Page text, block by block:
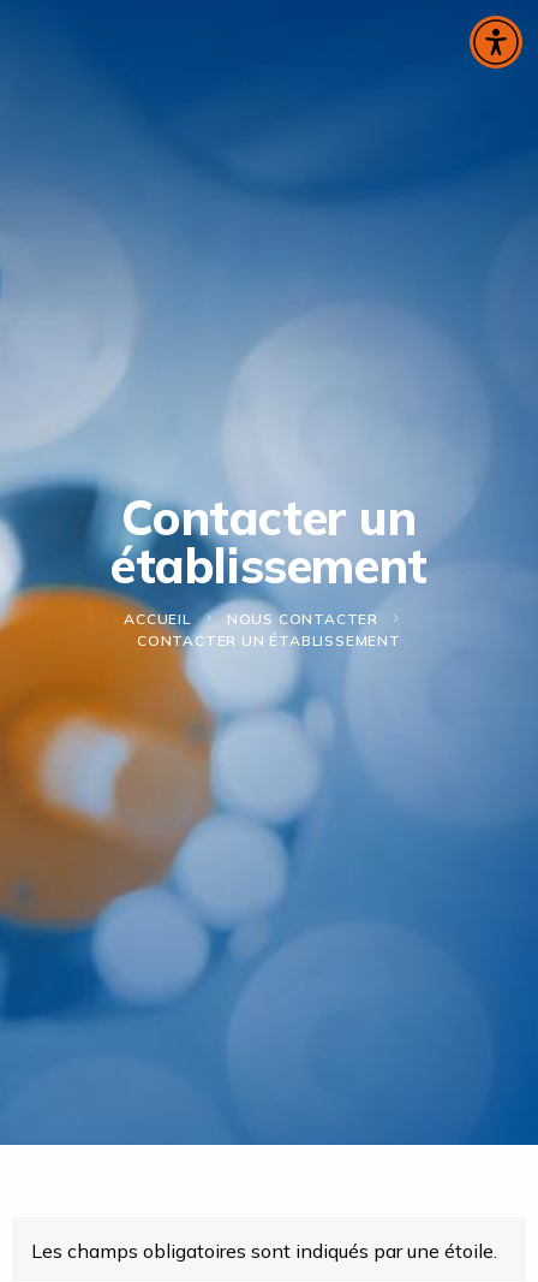
Contacter un
établissement
ACCUEIL
NOUS CONTACTER
CONTACTER UN ÉTABLISSEMENT
Les champs obligatoires sont indiqués par une étoile.